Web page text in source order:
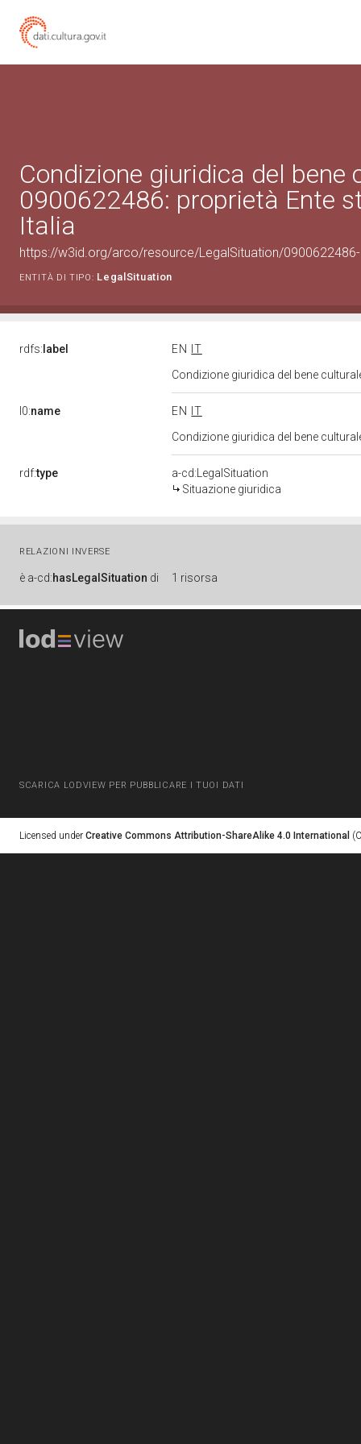
Condizione giuridica del bene
0900622486: proprietà Ente
Italia
https://w3id.org/arco/resource/LegalSituation/
ENTITÀ DI TIPO: LegalSituation
rdfs: label EN
IT
Condizione giuridica del bene
l0:name EN
IT
Condizione giuridica del bene
rdf:type
a-cd:LegalSituation
Situazione giuridica
RELAZIONI INVERSE
è a-cd:hasLegalSituation di 1 risorsa
SCARICA LODVIEW PER PUBBLICARE I TUOI DATI
Licensed under Creative Commons Attribution-ShareAlike 4.0 International